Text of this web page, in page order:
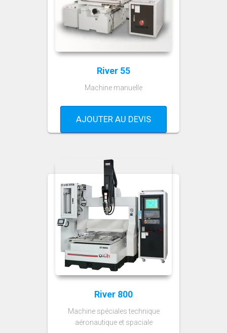
River 55
Machine manuelle
AJOUTER AU DEVIS
River 800
Machine spéciales technique
aéronautique et spaciale